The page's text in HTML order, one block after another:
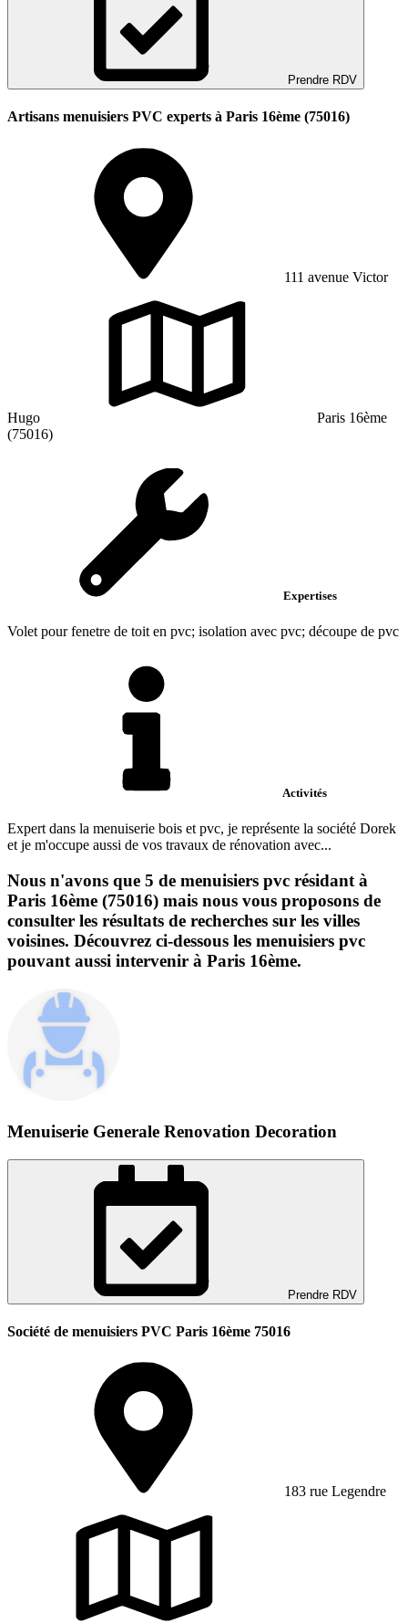
Prendre RDV
Artisans menuisiers PVC experts à Paris 16ème (75016)
111 avenue Victor
Hugo
Paris 16ème
(75016)
Expertises
Volet pour fenetre de toit en pvc; isolation avec pvc; découpe de pvc
Activités
Expert dans la menuiserie bois et pvc, je représente la société Dorek
et je m'occupe aussi de vos travaux de rénovation avec...
Nous n'avons que 5 de menuisiers pvc résidant à
Paris 16ème (75016) mais nous vous proposons de
consulter les résultats de recherches sur les villes
voisines. Découvrez ci-dessous les menuisiers pvc
pouvant aussi intervenir à Paris 16ème.
Menuiserie Generale Renovation Decoration
Prendre RDV
Société de menuisiers PVC Paris 16ème 75016
183 rue Legendre